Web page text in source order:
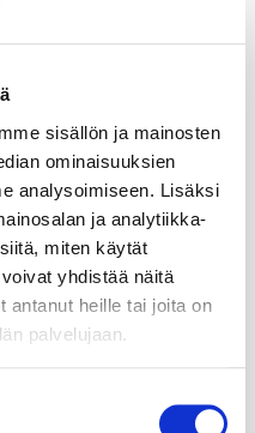
sisällön ja mainosten
ominaisuuksien
analysoimiseen. Lisäksi
ja analytiikka-
miten käytät
yhdistää näitä
antanut heille tai joita on
palvelujaan.